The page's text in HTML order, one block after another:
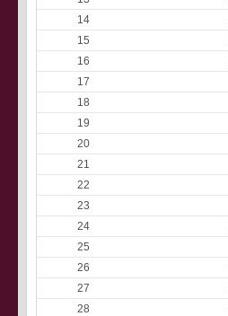
14
15
16
17
18
19
20
21
22
23
24
25
26
27
28